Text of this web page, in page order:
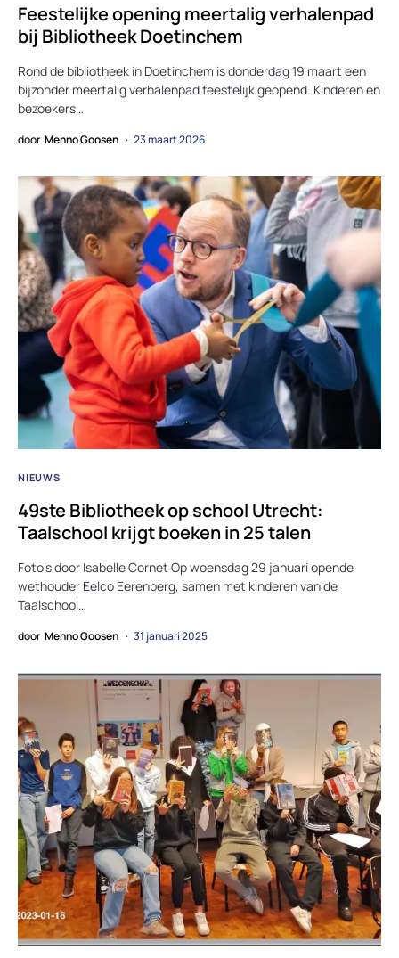
Feestelijke opening meertalig verhalenpad
bij Bibliotheek Doetinchem
Rond de bibliotheek in Doetinchem is donderdag 19 maart een
bijzonder meertalig verhalenpad feestelijk geopend. Kinderen en
bezoekers…
door Menno Goosen 23 maart 2026
NIEUWS
49ste Bibliotheek op school Utrecht:
Taalschool krijgt boeken in 25 talen
Foto’s door Isabelle Cornet Op woensdag 29 januari opende
wethouder Eelco Eerenberg, samen met kinderen van de
Taalschool…
door Menno Goosen 31 januari 2025